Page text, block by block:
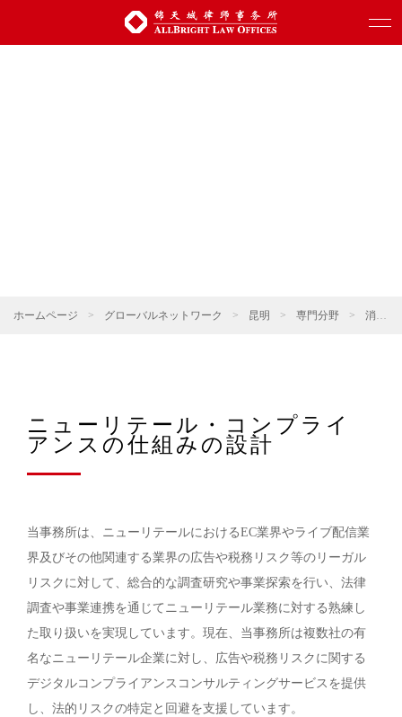
ホームページ > グローバルネットワーク > 昆明 > 専門分野 > 消費・小売
ニューリテール・コンプライ
アンスの仕組みの設計
当事務所は、ニューリテールにおけるEC業界やライブ配信業
界及びその他関連する業界の広告や税務リスク等のリーガル
リスクに対して、総合的な調査研究や事業探索を行い、法律
調査や事業連携を通じてニューリテール業務に対する熟練し
た取り扱いを実現しています。現在、当事務所は複数社の有
名なニューリテール企業に対し、広告や税務リスクに関する
デジタルコンプライアンスコンサルティングサービスを提供
し、法的リスクの特定と回避を支援しています。